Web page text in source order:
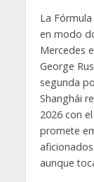
La
en modo
Mercedes
George
segunda
Shanghái
2026 con
promete
aunque